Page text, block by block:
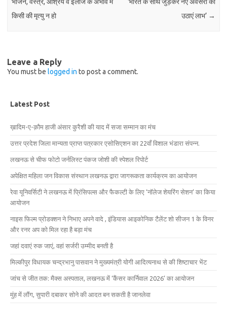
भोजन, वस्त्र, आश्रय व इलाज के अभाव में
किसी की मृत्यु न हो
‘भारत के साथ जुड़कर नए अवसरों का
उठाएं लाभ’ →
Leave a Reply
You must be logged in to post a comment.
Latest Post
ख़ादिम-ए-क़ौम हाजी अंसार कुरैशी की याद में सजा सम्मान का मंच
उत्तर प्रदेश जिला मान्यता प्राप्त पत्रकार एसोसिएशन का 22वाँ विशाल भंडारा संपन्न.
लखनऊ से चीफ फोटो जर्नलिस्ट पंकज जोशी की स्पेशल रिपोर्ट
अपेक्षित महिला जन विकास संस्थान लखनऊ द्वारा जागरूकता कार्यक्रम का आयोजन
रेवा यूनिवर्सिटी ने लखनऊ में प्रिंसिपल्स और फैकल्टी के लिए ‘नॉलेज शेयरिंग सेशन’ का किया
आयोजन
नाइस फिल्म प्रोडक्शन ने निभाए अपने वादे , इंडियास आइकोनिक टैलेंट शो सीजन 1 के विनर
और रनर अप को मिल रहा है बड़ा मंच
जहां दवाएं रुक जाएं, वहां सर्जरी उम्मीद बनती है
मिल्कीपुर विधायक चन्द्रभानु पासवान ने मुख्यमंत्री योगी आदित्यनाथ से की शिष्टाचार भेंट
जांच से जीत तक: मैक्स अस्पताल, लखनऊ में ‘कैंसर कार्निवाल 2026’ का आयोजन
मुंह में लौंग, सुपारी दबाकर सोने की आदत बन सकती है जानलेवा